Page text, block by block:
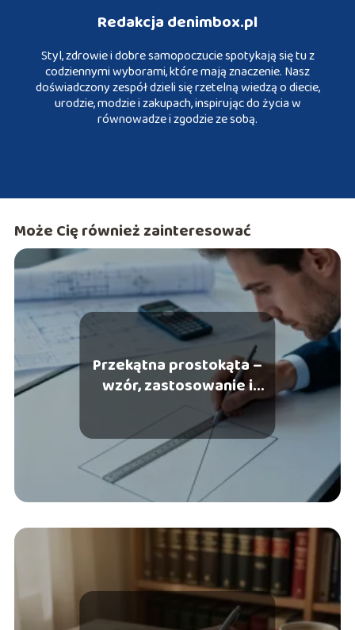
Redakcja denimbox.pl
Styl, zdrowie i dobre samopoczucie spotykają się tu z
codziennymi wyborami, które mają znaczenie. Nasz
doświadczony zespół dzieli się rzetelną wiedzą o diecie,
urodzie, modzie i zakupach, inspirując do życia w
równowadze i zgodzie ze sobą.
Może Cię również zainteresować
Przekątna prostokąta –
wzór, zastosowanie i
przykłady obliczeń